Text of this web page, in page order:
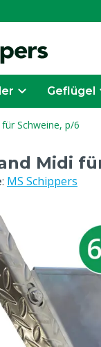
Geflügel
Schweine, p/6
Midi
: MS Schippers